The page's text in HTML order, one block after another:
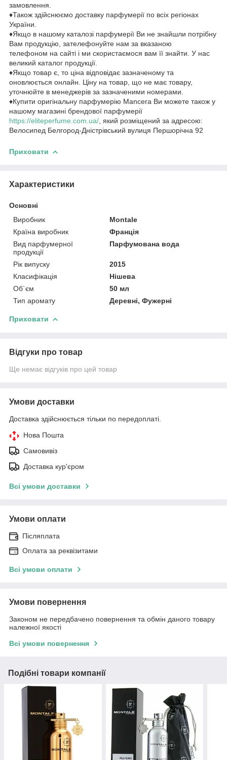
замовлення.
♦Також здійснюємо доставку парфумерії по всіх регіонах
України.
♦Якщо в нашому каталозі парфумерії Ви не знайшли потрібну
Вам продукцію, зателефонуйте нам за вказаною
телефоном на сайті і ми скористаємося вам її знайти. У нас
великий каталог продукції.
♦Якщо товар є, то ціна відповідає зазначеному та
оновлюється онлайн. Ціну на товар, що не має товару,
уточнюйте в менеджерів за зазначеними номерами.
♦Купити оригінальну парфумерію Mancera Ви можете також у
нашому магазині брендової парфумерії
https://eliteperfume.com.ua/ , який розміщений за адресою:
Велосипед Белгород-Дністрівський вулиця Першорічна 92
Приховати
Характеристики
Основні
Виробник
Montale
Країна виробник
Франція
Вид парфумерної
продукції
Парфумована вода
Рік випуску
2015
Класифікація
Нішева
Об`єм
50 мл
Тип аромату
Деревні, Фужерні
Приховати
Відгуки про товар
Ще немає відгуків про цей товар
Умови доставки
Доставка здійснюється тільки по передоплаті.
Нова Пошта
Самовивіз
Доставка кур'єром
Всі умови доставки
Умови оплати
Післяплата
Оплата за реквізитами
Всі умови оплати
Умови повернення
Законом не передбачено повернення та обмін даного товару
належної якості
Всі умови повернення
Подібні товари компанії